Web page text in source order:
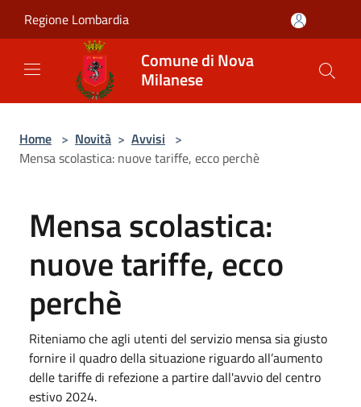
Regione Lombardia
Comune di Nova
Milanese
Home > Novità > Avvisi >
Mensa scolastica: nuove tariffe, ecco perchè
Mensa scolastica:
nuove tariffe, ecco
perchè
Riteniamo che agli utenti del servizio mensa sia giusto
fornire il quadro della situazione riguardo all’aumento
delle tariffe di refezione a partire dall'avvio del centro
estivo 2024.